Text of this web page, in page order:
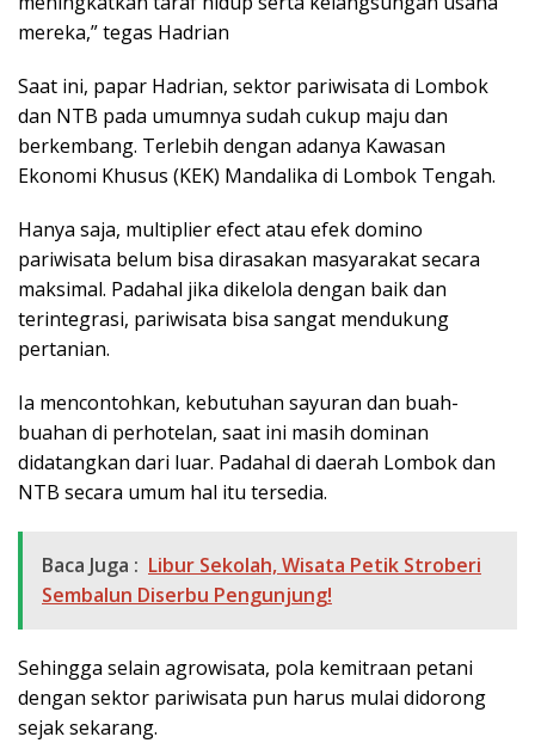
mereka,” tegas Hadrian
Saat ini, papar Hadrian, sektor pariwisata di Lombok
dan NTB pada umumnya sudah cukup maju dan
berkembang. Terlebih dengan adanya Kawasan
Ekonomi Khusus (KEK) Mandalika di Lombok Tengah.
Hanya saja, multiplier efect atau efek domino
pariwisata belum bisa dirasakan masyarakat secara
maksimal. Padahal jika dikelola dengan baik dan
terintegrasi, pariwisata bisa sangat mendukung
pertanian.
Ia mencontohkan, kebutuhan sayuran dan buah-
buahan di perhotelan, saat ini masih dominan
didatangkan dari luar. Padahal di daerah Lombok dan
NTB secara umum hal itu tersedia.
Baca Juga : Libur Sekolah, Wisata Petik Stroberi
Sembalun Diserbu Pengunjung!
Sehingga selain agrowisata, pola kemitraan petani
dengan sektor pariwisata pun harus mulai didorong
sejak sekarang.